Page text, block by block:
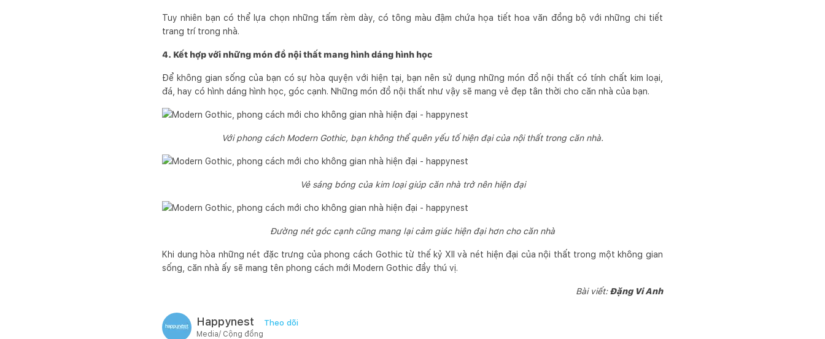
Tuy nhiên bạn có thể lựa chọn những tấm rèm dày, có tông màu đậm chứa họa tiết hoa văn đồng bộ với những chi tiết
trang trí trong nhà.
4. Kết hợp với những món đồ nội thất mang hình dáng hình học
Để không gian sống của bạn có sự hòa quyện với hiện tại, bạn nên sử dụng những món đồ nội thất có tính chất kim loại,
đá, hay có hình dáng hình học, góc cạnh. Những món đồ nội thất như vậy sẽ mang vẻ đẹp tân thời cho căn nhà của bạn.
Với phong cách Modern Gothic, bạn không thể quên yếu tố hiện đại của nội thất trong căn nhà.
Vẻ sáng bóng của kim loại giúp căn nhà trở nên hiện đại
Đường nét góc cạnh cũng mang lại cảm giác hiện đại hơn cho căn nhà
Khi dung hòa những nét đặc trưng của phong cách Gothic từ thế kỷ XII và nét hiện đại của nội thất trong một không gian
sống, căn nhà ấy sẽ mang tên phong cách mới Modern Gothic đầy thú vị.
Bài viết:Đặng Vi Anh
Happynest Theo dõi
Media/ Cộng đồng